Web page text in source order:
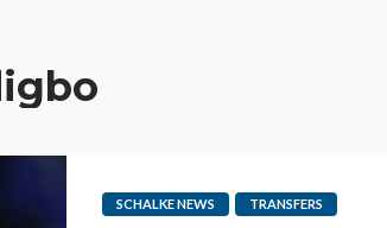
SCHALKE NEWS TRANSFERS